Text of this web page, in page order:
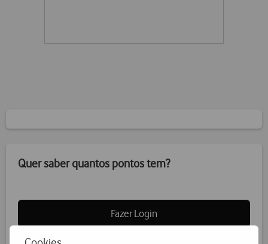
Quer saber quantos pontos tem?
Fazer Login